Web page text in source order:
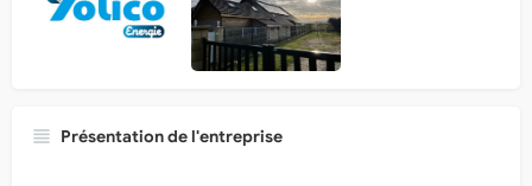
Présentation de l'entreprise